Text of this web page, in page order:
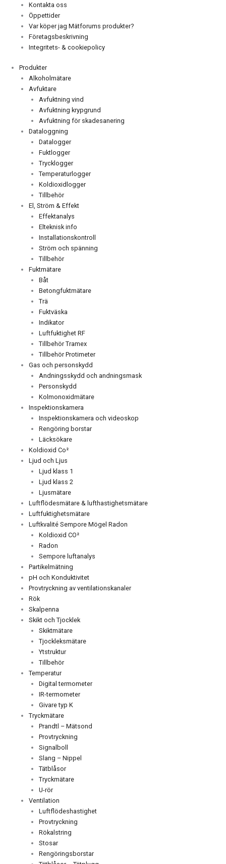
Kontakta oss
Öppettider
Var köper jag Mätforums produkter?
Företagsbeskrivning
Integritets- & cookiepolicy
Produkter
Alkoholmätare
Avfuktare
Avfuktning vind
Avfuktning krypgrund
Avfuktning för skadesanering
Dataloggning
Datalogger
Fuktlogger
Trycklogger
Temperaturlogger
Koldioxidlogger
Tillbehör
El, Ström & Effekt
Effektanalys
Elteknisk info
Installationskontroll
Ström och spänning
Tillbehör
Fuktmätare
Båt
Betongfuktmätare
Trä
Fuktväska
Indikator
Luftfuktighet RF
Tillbehör Tramex
Tillbehör Protimeter
Gas och personskydd
Andningsskydd och andningsmask
Personskydd
Kolmonoxidmätare
Inspektionskamera
Inspektionskamera och videoskop
Rengöring borstar
Läcksökare
Koldioxid Co²
Ljud och Ljus
Ljud klass 1
Ljud klass 2
Ljusmätare
Luftflödesmätare & lufthastighetsmätare
Luftfuktighetsmätare
Luftkvalité Sempore Mögel Radon
Koldioxid CO²
Radon
Sempore luftanalys
Partikelmätning
pH och Konduktivitet
Provtryckning av ventilationskanaler
Rök
Skalpenna
Skikt och Tjocklek
Skiktmätare
Tjockleksmätare
Ytstruktur
Tillbehör
Temperatur
Digital termometer
IR-termometer
Givare typ K
Tryckmätare
Prandtl – Mätsond
Provtryckning
Signalboll
Slang – Nippel
Tätblåsor
Tryckmätare
U-rör
Ventilation
Luftflödeshastighet
Provtryckning
Rökalstring
Stosar
Rengöringsborstar